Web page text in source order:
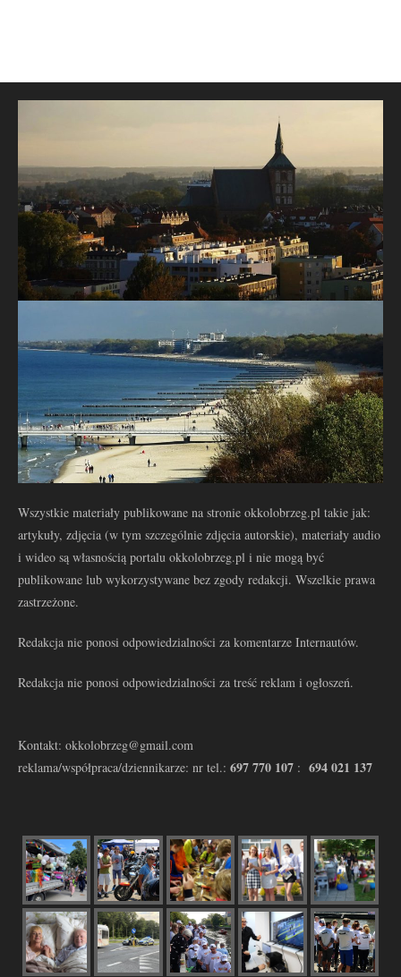
Wszystkie materiały publikowane na stronie okkolobrzeg.pl takie jak:
artykuły, zdjęcia (w tym szczególnie zdjęcia autorskie), materiały audio
i wideo są własnością portalu okkolobrzeg.pl i nie mogą być
publikowane lub wykorzystywane bez zgody redakcji. Wszelkie prawa
zastrzeżone.
Redakcja nie ponosi odpowiedzialności za komentarze Internautów.
Redakcja nie ponosi odpowiedzialności za treść reklam i ogłoszeń.
Kontakt: okkolobrzeg@gmail.com
reklama/współpraca/dziennikarze: nr tel.: 697 770 107 : 694 021 137